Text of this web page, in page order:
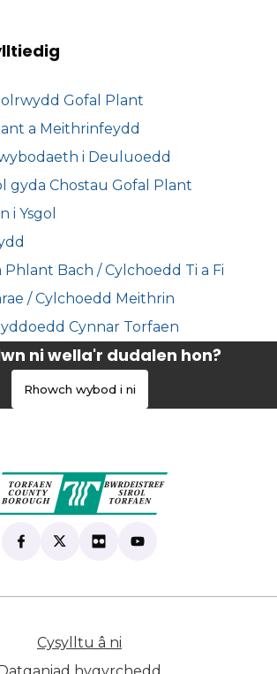
Gofal Plant
a Meithrinfeydd
i Deuluoedd
gyda Chostau Gofal Plant
i Ysgol
Bach / Cylchoedd Ti a Fi
/ Cylchoedd Meithrin
Cynnar Torfaen
ni wella'r dudalen hon?
Rhowch wybod i ni
Find us on Facebook
(yn agor mewn tab newydd)
Follow us on X
(yn agor mewn tab newydd)
View our Flickr
(yn agor mewn tab
Subscribe to our
(yn agor mewn tab
Cysylltu â ni